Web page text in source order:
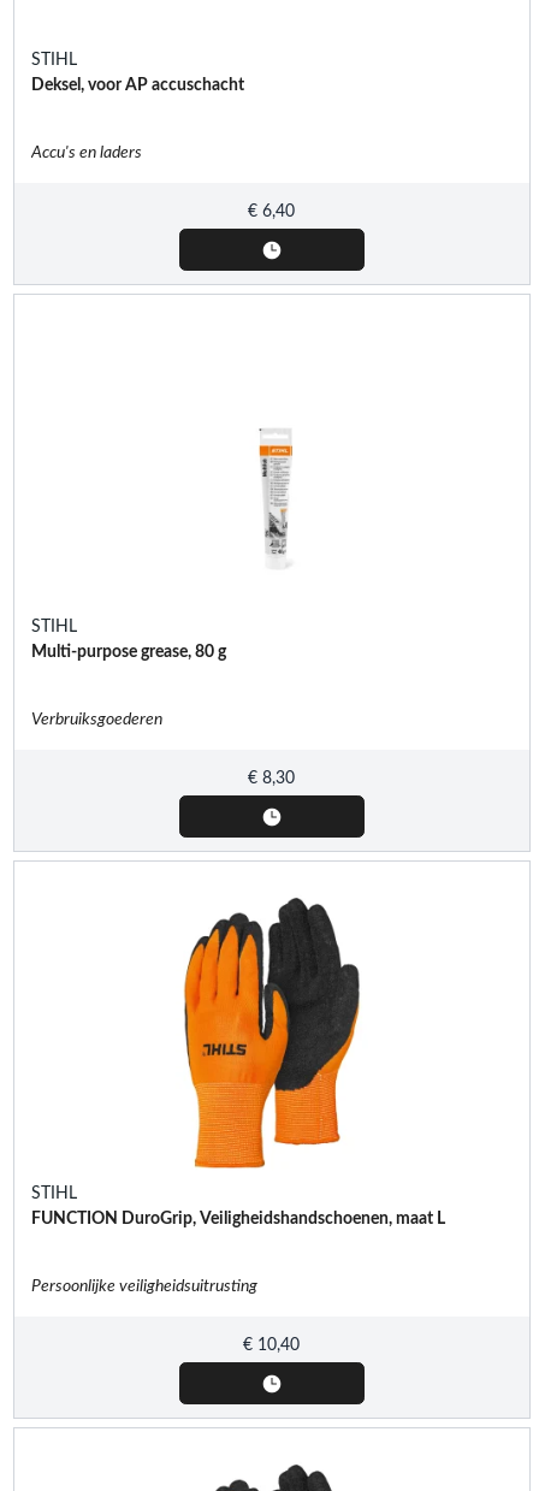
STIHL
Deksel, voor AP accuschacht
Accu's en laders
€ 6,40
STIHL
Multi-purpose grease, 80 g
Verbruiksgoederen
€ 8,30
STIHL
FUNCTION DuroGrip, Veiligheidshandschoenen, maat L
Persoonlijke veiligheidsuitrusting
€ 10,40